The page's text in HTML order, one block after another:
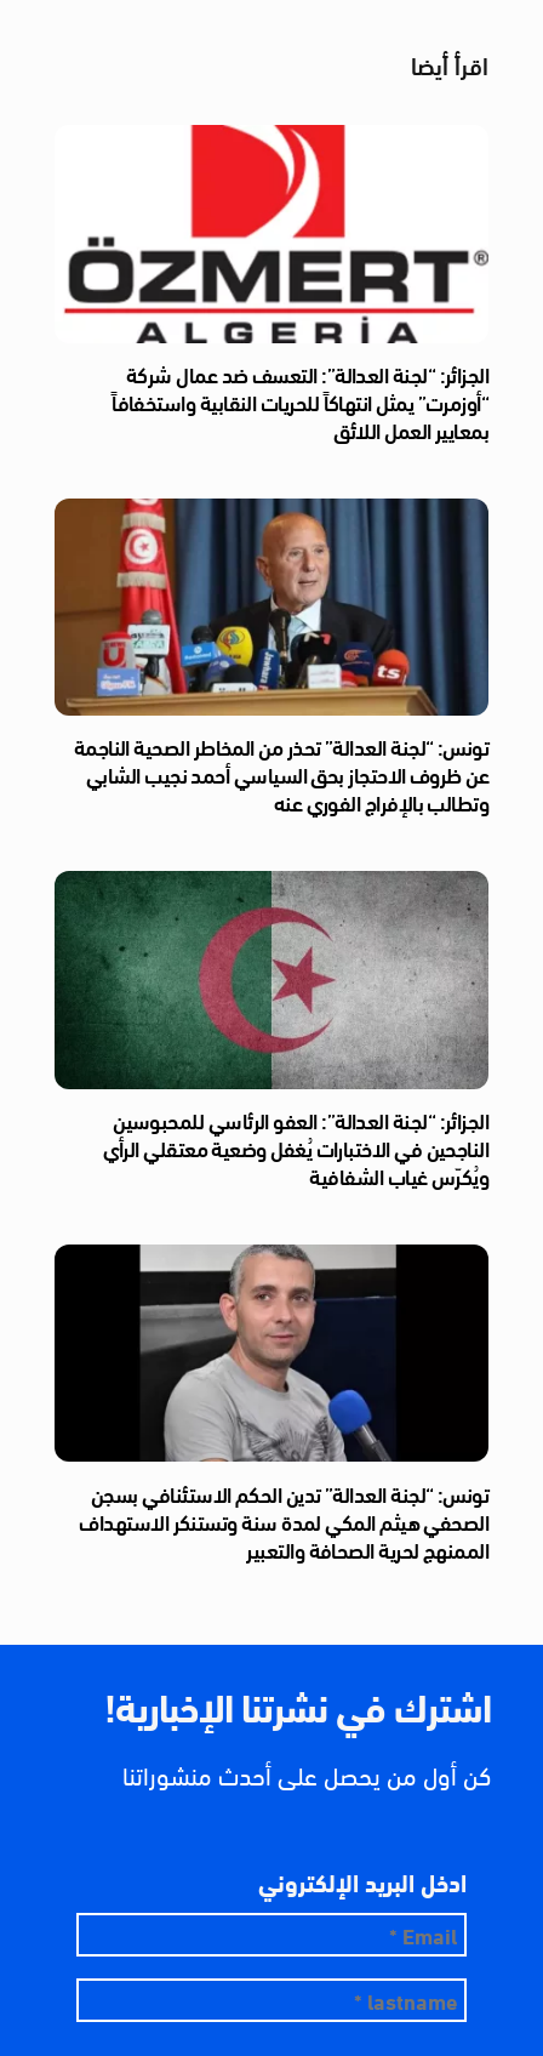
اقرأ أيضا
الجزائر: “لجنة العدالة”: التعسف ضد عمال شركة
“أوزمرت” يمثل انتهاكاً للحريات النقابية واستخفافاً
بمعايير العمل اللائق
تونس: “لجنة العدالة” تحذر من المخاطر الصحية الناجمة
عن ظروف الاحتجاز بحق السياسي أحمد نجيب الشابي
وتطالب بالإفراج الفوري عنه
الجزائر: “لجنة العدالة”: العفو الرئاسي للمحبوسين
الناجحين في الاختبارات يُغفل وضعية معتقلي الرأي
ويُكرّس غياب الشفافية
تونس: “لجنة العدالة” تدين الحكم الاستئنافي بسجن
الصحفي هيثم المكي لمدة سنة وتستنكر الاستهداف
الممنهج لحرية الصحافة والتعبير
اشترك في نشرتنا الإخبارية!
كن أول من يحصل على أحدث منشوراتنا
ادخل البريد الإلكتروني